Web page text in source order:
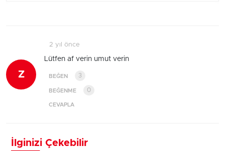
Z
2 yıl önce
Lütfen af verin umut verin
BEĞEN 3
BEĞENME 0
CEVAPLA
İlginizi Çekebilir